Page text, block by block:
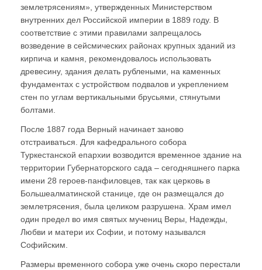
землетрясениям», утвержденных Министерством
внутренних дел Российской империи в 1889 году. В
соответствие с этими правилами запрещалось
возведение в сейсмических районах крупных зданий из
кирпича и камня, рекомендовалось использовать
древесину, здания делать рублеными, на каменных
фундаментах с устройством подвалов и укреплением
стен по углам вертикальными брусьями, стянутыми
болтами.
После 1887 года Верный начинает заново
отстраиваться. Для кафедрального собора
Туркестанской епархии возводится временное здание на
территории Губернаторского сада – сегодняшнего парка
имени 28 героев-панфиловцев, так как церковь в
Большеалматинской станице, где он размещался до
землетрясения, была целиком разрушена. Храм имел
один предел во имя святых мучениц Веры, Надежды,
Любви и матери их Софии, и потому назывался
Софийским.
Размеры временного собора уже очень скоро перестали